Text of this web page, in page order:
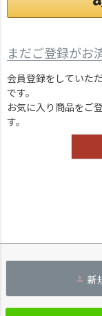
まだご登録がお
会員登録をしていた
です。
お気に入り商品をご
す。
新